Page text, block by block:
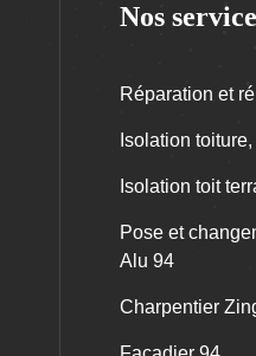
Nos
Réparation et
Isolation
Isolation toit
Pose et
Alu 94
Charpentier